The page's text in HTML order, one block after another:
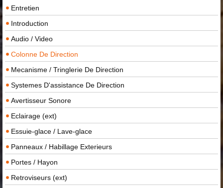
Entretien
Introduction
Audio / Video
Colonne De Direction
Mecanisme / Tringlerie De Direction
Systemes D'assistance De Direction
Avertisseur Sonore
Eclairage (ext)
Essuie-glace / Lave-glace
Panneaux / Habillage Exterieurs
Portes / Hayon
Retroviseurs (ext)